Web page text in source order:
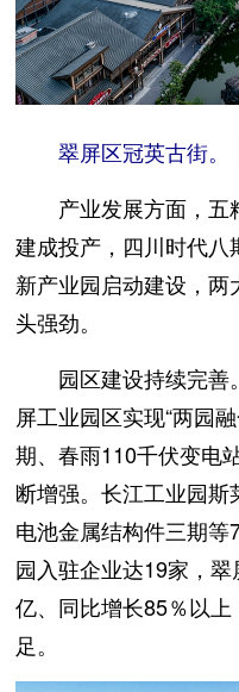
翠屏区冠英古街。
产业发展方面，五
建成投产，四川时代
新产业园启动建设，
头强劲。
园区建设持续完善
屏工业园区实现“两园
期、春雨110千伏变电
断增强。长江工业园
电池金属结构件三期
园入驻企业达19家，
亿、同比增长85％以
足。